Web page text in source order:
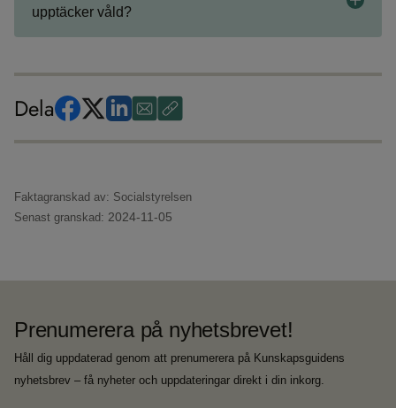
upptäcker våld?
Dela
Faktagranskad av: Socialstyrelsen
Senast granskad: 2024-11-05
Prenumerera på nyhetsbrevet!
Håll dig uppdaterad genom att prenumerera på Kunskapsguidens
nyhetsbrev – få nyheter och uppdateringar direkt i din inkorg.